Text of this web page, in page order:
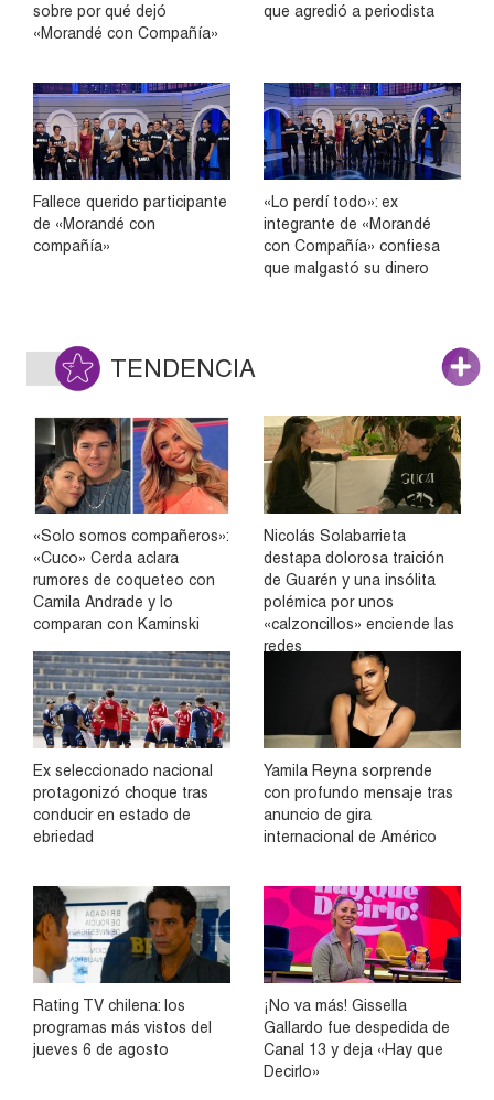
sobre por qué dejó
«Morandé con Compañía»
que agredió a periodista
Fallece querido participante
de «Morandé con
compañía»
«Lo perdí todo»: ex
integrante de «Morandé
con Compañía» confiesa
que malgastó su dinero
TENDENCIA
«Solo somos compañeros»:
«Cuco» Cerda aclara
rumores de coqueteo con
Camila Andrade y lo
comparan con Kaminski
Nicolás Solabarrieta
destapa dolorosa traición
de Guarén y una insólita
polémica por unos
«calzoncillos» enciende las
redes
Ex seleccionado nacional
protagonizó choque tras
conducir en estado de
ebriedad
Yamila Reyna sorprende
con profundo mensaje tras
anuncio de gira
internacional de Américo
Rating TV chilena: los
programas más vistos del
jueves 6 de agosto
¡No va más! Gissella
Gallardo fue despedida de
Canal 13 y deja «Hay que
Decirlo»